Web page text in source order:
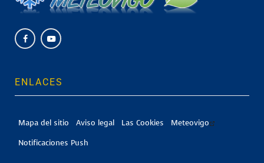
ENLACES
Mapa del sitio Aviso legal Las Cookies
Meteovigo
Notificaciones Push